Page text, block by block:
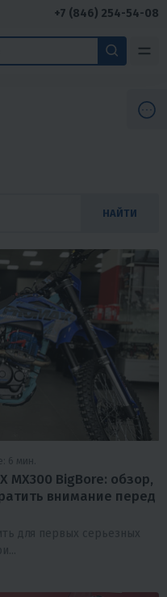
+7 (846) 254-54-08
НАЙТИ
6 мин.
MX300 BigBore: обзор,
внимание перед
для первых серьезных